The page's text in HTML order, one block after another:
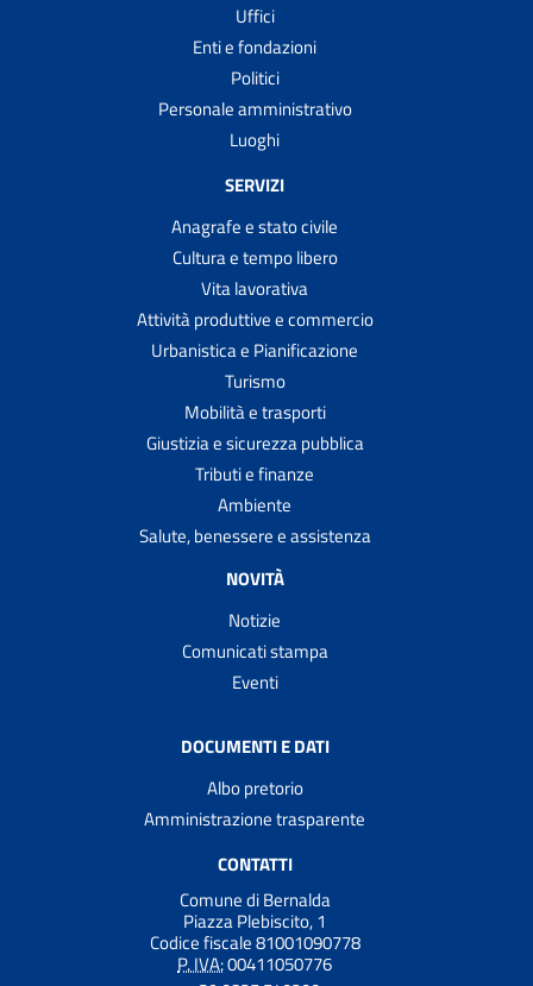
Uffici
Enti e fondazioni
Politici
Personale amministrativo
Luoghi
SERVIZI
Anagrafe e stato civile
Cultura e tempo libero
Vita lavorativa
Attività produttive e commercio
Urbanistica e Pianificazione
Turismo
Mobilità e trasporti
Giustizia e sicurezza pubblica
Tributi e finanze
Ambiente
Salute, benessere e assistenza
NOVITÀ
Notizie
Comunicati stampa
Eventi
DOCUMENTI E DATI
Albo pretorio
Amministrazione trasparente
CONTATTI
Comune di Bernalda
Piazza Plebiscito, 1
Codice fiscale 81001090778
P. IVA:00411050776